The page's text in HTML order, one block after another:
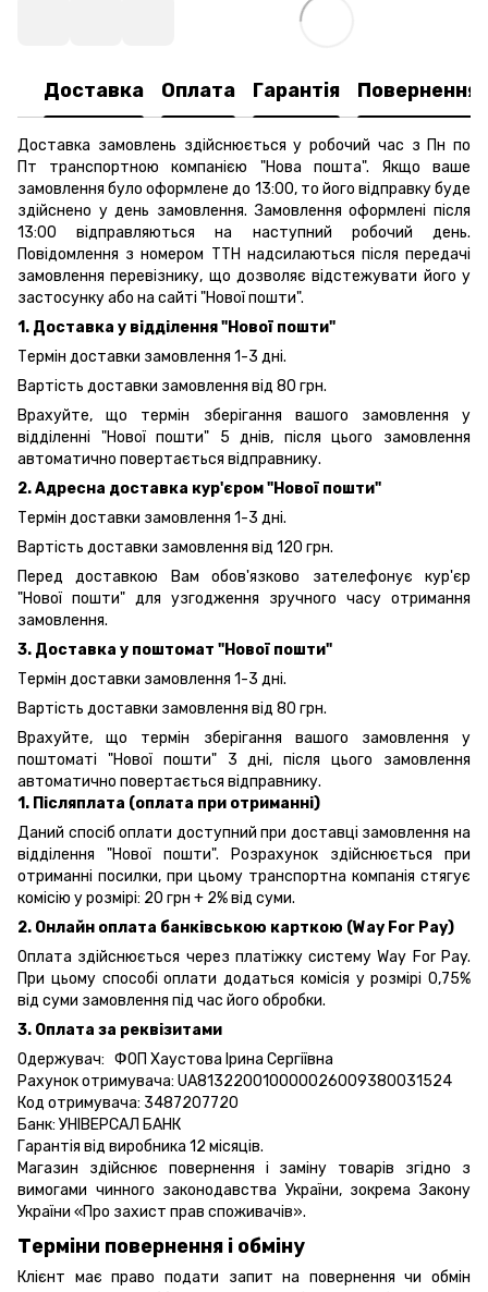
Доставка Оплата Гарантія Повернення
Доставка замовлень здійснюється у робочий час з Пн по
Пт транспортною компанією "Нова пошта". Якщо ваше
замовлення було оформлене до 13:00, то його відправку буде
здійснено у день замовлення. Замовлення оформлені після
13:00 відправляються на наступний робочий день.
Повідомлення з номером ТТН надсилаються після передачі
замовлення перевізнику, що дозволяє відстежувати його у
застосунку або на сайті "Нової пошти".
1. Доставка у відділення "Нової пошти"
Термін доставки замовлення 1-3 дні.
Вартість доставки замовлення від 80 грн.
Врахуйте, що термін зберігання вашого замовлення у
відділенні "Нової пошти" 5 днів, після цього замовлення
автоматично повертається відправнику.
2. Адресна доставка кур'єром "Нової пошти"
Термін доставки замовлення 1-3 дні.
Вартість доставки замовлення від 120 грн.
Перед доставкою Вам обов'язково зателефонує кур'єр
"Нової пошти" для узгодження зручного часу отримання
замовлення.
3. Доставка у поштомат "Нової пошти"
Термін доставки замовлення 1-3 дні.
Вартість доставки замовлення від 80 грн.
Врахуйте, що термін зберігання вашого замовлення у
поштоматі "Нової пошти" 3 дні, після цього замовлення
автоматично повертається відправнику.
1. Післяплата (оплата при отриманні)
Даний спосіб оплати доступний при доставці замовлення на
відділення "Нової пошти". Розрахунок здійснюється при
отриманні посилки, при цьому транспортна компанія стягує
комісію у розмірі: 20 грн + 2% від суми.
2. Онлайн оплата банківською карткою (Way For Pay)
Оплата здійснюється через платіжку систему Way For Pay.
При цьому способі оплати додаться комісія у розмірі 0,75%
від суми замовлення під час його обробки.
3. Оплата за реквізитами
Одержувач: ФОП Хаустова Ірина Сергіївна
Рахунок отримувача: UA813220010000026009380031524
Код отримувача: 3487207720
Банк: УНІВЕРСАЛ БАНК
Гарантія від виробника 12 місяців.
Магазин здійснює повернення і заміну товарів згідно з
вимогами чинного законодавства України, зокремаЗакону
України «Про захист прав споживачів».
Терміни повернення і обміну
Клієнт має право подати запит на повернення чи обмін